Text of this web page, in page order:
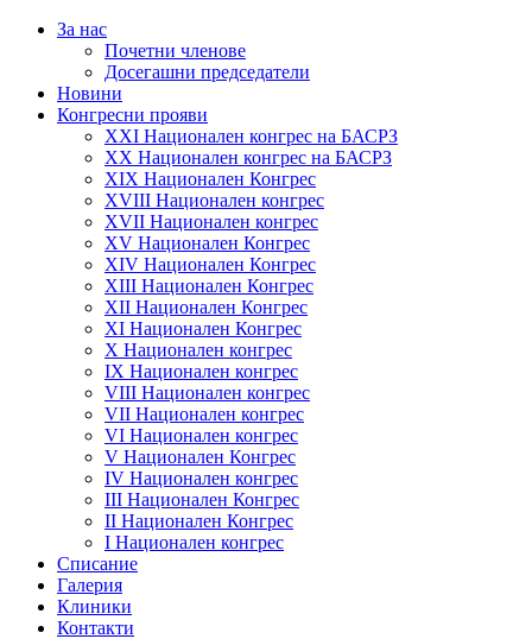
За нас
Почетни членове
Досегашни председатели
Новини
Конгресни прояви
XXI Национален конгрес на БАСРЗ
XX Национален конгрес на БАСРЗ
XIX Национален Конгрес
XVIII Национален конгрес
XVII Национален конгрес
XV Национален Конгрес
XIV Национален Конгрес
XIII Национален Конгрес
XII Национален Конгрес
XI Национален Конгрес
X Национален конгрес
IX Национален конгрес
VIII Национален конгрес
VII Национален конгрес
VI Национален конгрес
V Национален Конгрес
IV Национален конгрес
III Национален Конгрес
II Национален Конгрес
I Национален конгрес
Списание
Галерия
Клиники
Контакти